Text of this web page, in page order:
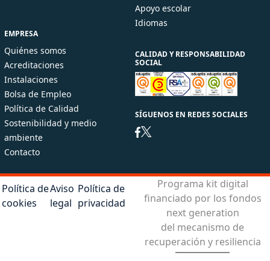
Apoyo escolar
Idiomas
EMPRESA
Quiénes somos
Acreditaciones
Instalaciones
Bolsa de Empleo
Política de Calidad
Sostenibilidad y medio
ambiente
Contacto
CALIDAD Y RESPONSABILIDAD
SOCIAL
SÍGUENOS EN REDES SOCIALES
Política de
cookies
Aviso
legal
Política de
privacidad
Programa kit digital
financiado por los fondos
next generation
del mecanismo de
recuperación y resiliencia